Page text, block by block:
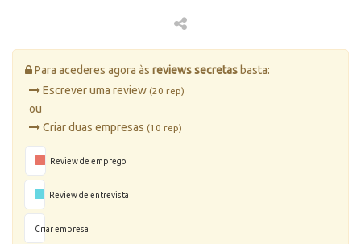
Para acederes agora às reviews secretas basta:
Escrever uma review (20 rep)
ou
Criar duas empresas (10 rep)
Review de emprego
Review de entrevista
Criar empresa